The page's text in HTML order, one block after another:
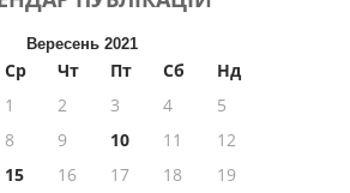
Вересень 2021
Ср Чт Пт Сб
Нд
1
2 3 4
5
8 9 10 11
12
15 16 17 18
19